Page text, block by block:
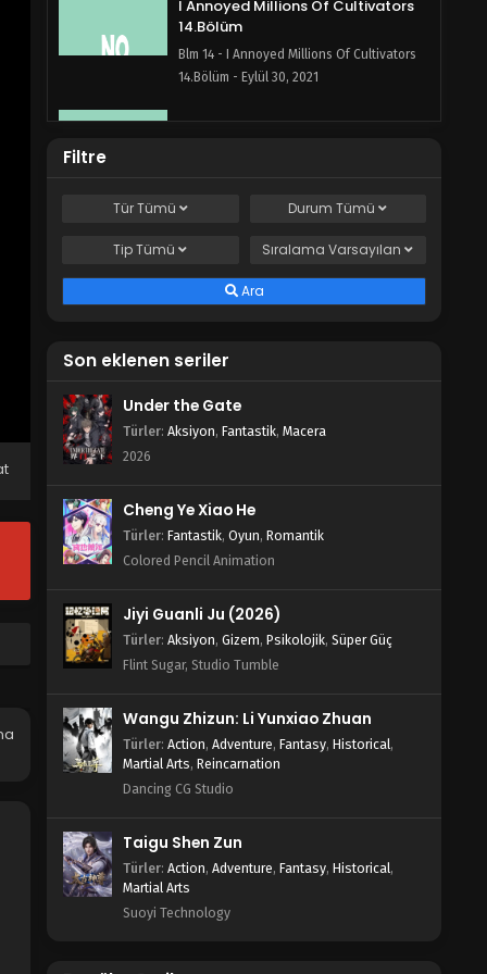
I Annoyed Millions Of Cultivators
14.Bölüm
Blm 14 - I Annoyed Millions Of Cultivators
14.Bölüm - Eylül 30, 2021
I Annoyed Millions Of Cultivators
I Annoyed Millions Of Cultivators
Blm 12 - I Annoyed Millions Of Cultivators
I Annoyed Millions Of Cultivators
Blm 11 - I Annoyed Millions Of Cultivators
11.Bölüm - Eylül 25, 2021
10.Bölüm
Blm 10 - I Annoyed Millions Of Cultivators
10.Bölüm - Eylül 25, 2021
I Annoyed Millions Of Cultivators
9.Bölüm
Blm 9 - I Annoyed Millions Of Cultivators
9.Bölüm - Eylül 25, 2021
I Annoyed Millions Of Cultivators
8.Bölüm
Blm 8 - I Annoyed Millions Of Cultivators
8.Bölüm - Eylül 25, 2021
I Annoyed Millions Of Cultivators
7.Bölüm
Blm 7 - I Annoyed Millions Of Cultivators
7.Bölüm - Eylül 25, 2021
Filtre
TürTümü DurumTümü
TipTümü SıralamaVarsayılan
Ara
Son eklenen seriler
Under the Gate
Türler: Aksiyon, Fantastik, Macera
2026
Cheng Ye Xiao He
Türler: Fantastik, Oyun, Romantik
Colored Pencil Animation
Jiyi Guanli Ju (2026)
Türler: Aksiyon, Gizem, Psikolojik, Süper Güç
Flint Sugar, Studio Tumble
Wangu Zhizun: Li Yunxiao Zhuan
Türler: Action, Adventure, Fantasy, Historical,
Martial Arts, Reincarnation
Dancing CG Studio
Taigu Shen Zun
Türler: Action, Adventure, Fantasy, Historical,
Martial Arts
Suoyi Technology